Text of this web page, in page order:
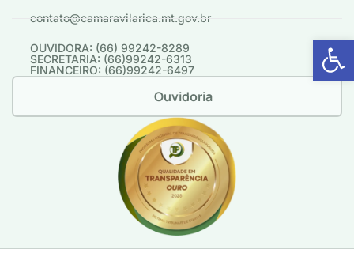
Abrir
contato@camaravilarica.mt.gov.br
OUVIDORA: (66) 99242-8289
SECRETARIA: (66)99242-6313
FINANCEIRO: (66)99242-6497
Ouvidoria